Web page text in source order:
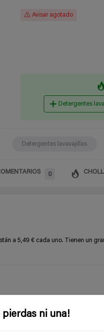
pierdas ni una!
Avisar agotado
Detergentes
Detergentes lavavajillas
0
a 5,49 € cada uno. Tienen un